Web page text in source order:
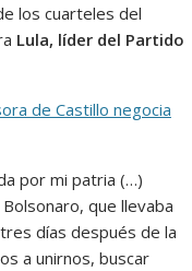
los cuarteles del
Lula, líder del Partido
de Castillo negocia
por mi patria (…)
que llevaba
días después de la
a unirnos, buscar